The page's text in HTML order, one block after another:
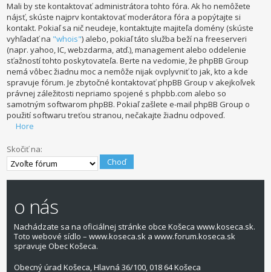
Mali by ste kontaktovať administrátora tohto fóra. Ak ho nemôžete
nájsť, skúste najprv kontaktovať moderátora fóra a popýtajte si
kontakt. Pokiaľ sa nič neudeje, kontaktujte majiteľa domény (skúste
vyhľadať na "whois") alebo, pokiaľ táto služba beží na freeserveri
(napr. yahoo, IC, webzdarma, atď.), management alebo oddelenie
sťažností tohto poskytovateľa. Berte na vedomie, že phpBB Group
nemá vôbec žiadnu moc a nemôže nijak ovplyvniť to jak, kto a kde
spravuje fórum. Je zbytočné kontaktovať phpBB Group v akejkoľvek
právnej záležitosti nepriamo spojené s phpbb.com alebo so
samotným softwarom phpBB. Pokiaľ zašlete e-mail phpBB Group o
použití softwaru treťou stranou, nečakajte žiadnu odpoveď.
Hore
Skočiť na:
o nás
Nachádzate sa na oficiálnej stránke obce Košeca www.koseca.sk.
Toto webové sídlo – www.koseca.sk a www.forum.koseca.sk
spravuje Obec Košeca.
Obecný úrad Košeca, Hlavná 36/100, 018 64 Košeca